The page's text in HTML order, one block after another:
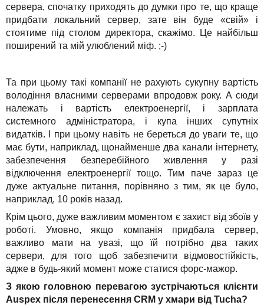
сервера, спочатку приходять до думки про те, що краще
придбати локальний сервер, зате він буде «свій» і
стоятиме під столом директора, скажімо. Це найбільш
поширений та мій улюблений міф. ;-)
Та при цьому такі компанії не рахують сукупну вартість
володіння власними серверами впродовж року. А сюди
належать і вартість електроенергії, і зарплата
системного адміністратора, і купа інших супутніх
видатків. І при цьому навіть не береться до уваги те, що
має бути, наприклад, щонайменше два канали інтернету,
забезпечення безперебійного живлення у разі
відключення електроенергії тощо. Тим паче зараз це
дуже актуальне питання, порівняно з тим, як це було,
наприклад, 10 років назад.
Крім цього, дуже важливим моментом є захист від збоїв у
роботі. Умовно, якщо компанія придбала сервер,
важливо мати на увазі, що їй потрібно два таких
сервери, для того щоб забезпечити відмовостійкість,
адже в будь-який момент може статися форс-мажор.
З якою головною перевагою зустрічаються клієнти
Auspex після перенесення CRM у хмари від Tucha?